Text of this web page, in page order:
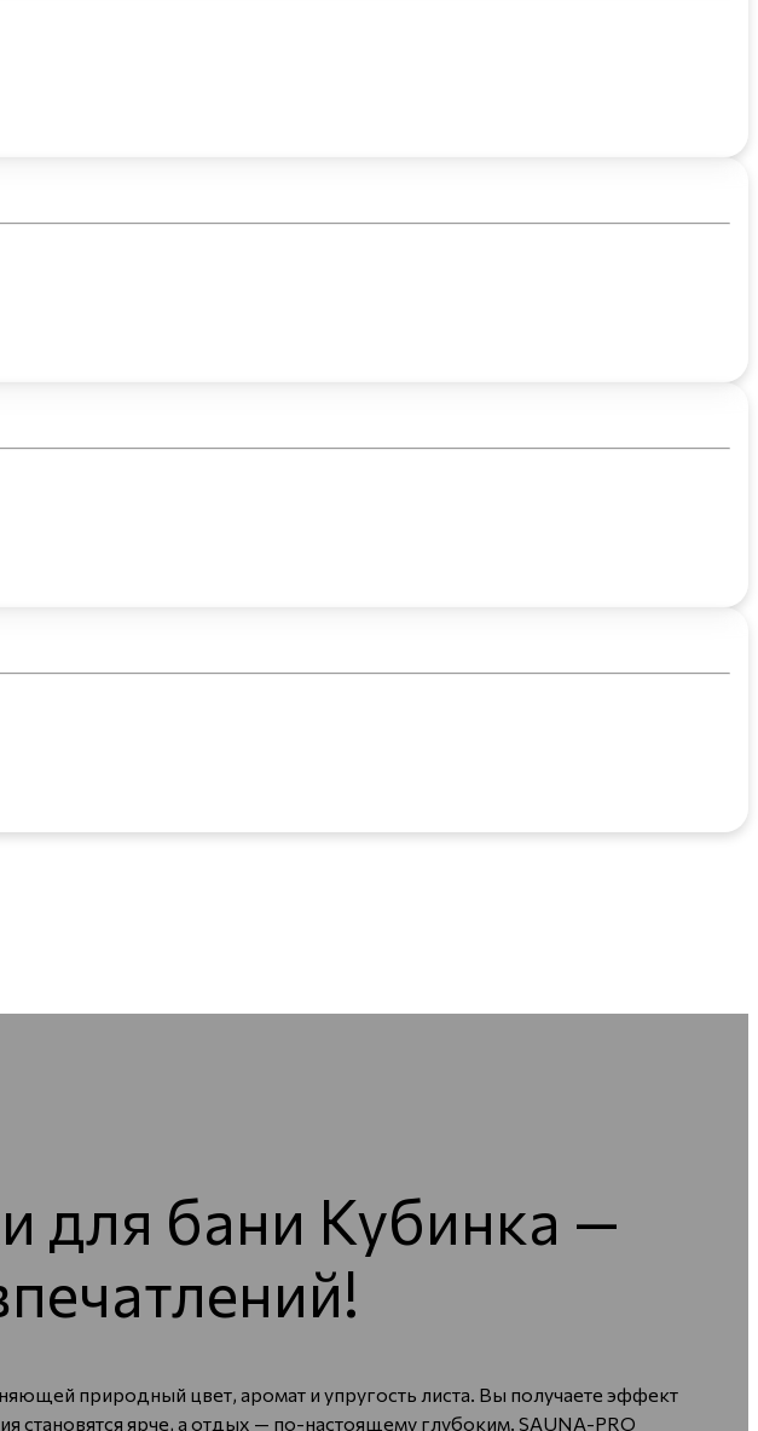
для бани Кубинка —
природный цвет, аромат и упругость листа. Вы получаете эффект
становятся ярче, а отдых — по-настоящему глубоким. SAUNA-PRO